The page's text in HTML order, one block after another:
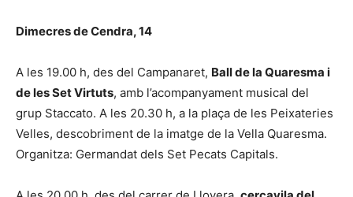
Dimecres de Cendra, 14
A les 19.00 h, des del Campanaret, Ball de la Quaresma i
de les Set Virtuts, amb l’acompanyament musical del
grup Staccato. A les 20.30 h, a la plaça de les Peixateries
Velles, descobriment de la imatge de la Vella Quaresma.
Organitza: Germandat dels Set Pecats Capitals.